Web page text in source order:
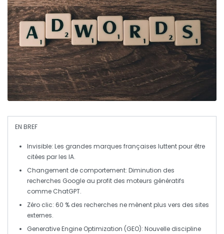
EN BREF
Invisible: Les grandes marques françaises luttent pour être
citées par les IA.
Changement de comportement: Diminution des
recherches Google au profit des moteurs génératifs
comme ChatGPT.
Zéro clic: 60 % des recherches ne mènent plus vers des sites
externes.
Generative Engine Optimization (GEO): Nouvelle discipline